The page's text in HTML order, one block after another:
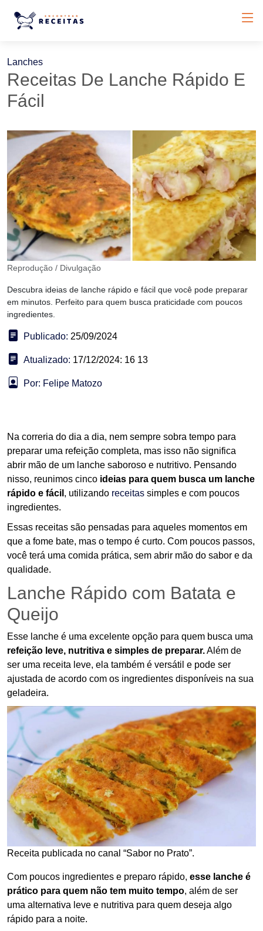
Lanches
Receitas De Lanche Rápido E
Fácil
Reprodução / Divulgação
Descubra ideias de lanche rápido e fácil que você pode preparar
em minutos. Perfeito para quem busca praticidade com poucos
ingredientes.
Publicado: 25/09/2024
Atualizado: 17/12/2024: 16 13
Por: Felipe Matozo
Na correria do dia a dia, nem sempre sobra tempo para
preparar uma refeição completa, mas isso não significa
abrir mão de um lanche saboroso e nutritivo. Pensando
nisso, reunimos cinco ideias para quem busca um lanche
rápido e fácil , utilizando receitas simples e com poucos
ingredientes.
Essas receitas são pensadas para aqueles momentos em
que a fome bate, mas o tempo é curto. Com poucos passos,
você terá uma comida prática, sem abrir mão do sabor e da
qualidade.
Lanche Rápido com Batata e
Queijo
Esse lanche é uma excelente opção para quem busca uma
refeição leve, nutritiva e simples de preparar.Além de
ser uma receita leve, ela também é versátil e pode ser
ajustada de acordo com os ingredientes disponíveis na sua
geladeira.
Receita publicada no canal “Sabor no Prato”.
Com poucos ingredientes e preparo rápido, esse lanche é
prático para quem não tem muito tempo, além de ser
uma alternativa leve e nutritiva para quem deseja algo
rápido para a noite.